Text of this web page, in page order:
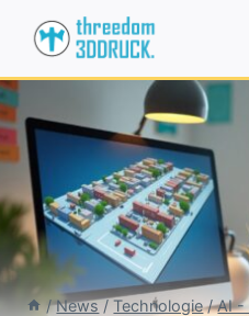
Inhalt
springen
/ News / Technologie / AI -